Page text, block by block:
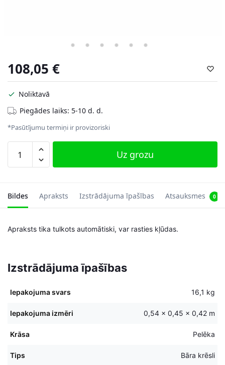
108,05 €
Noliktavā
Piegādes laiks: 5-10 d. d.
*Pasūtījumu termiņi ir provizoriski
bāra
ar
atzveltni
Uz grozu
Bildes Apraksts Izstrādājuma īpašības Atsauksmes 0
Apraksts tika tulkots automātiski, var rasties kļūdas.
Izstrādājuma īpašības
Iepakojuma svars 16,1 kg
Iepakojuma izmēri 0,54 × 0,45 × 0,42 m
Krāsa Pelēka
Tips Bāra krēsli